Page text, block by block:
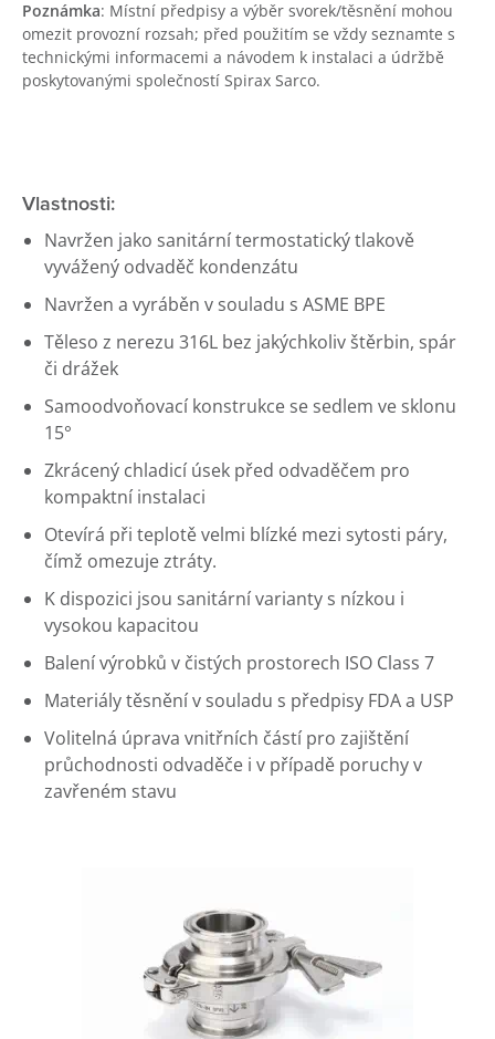
Poznámka: Místní předpisy a výběr svorek/těsnění mohou
omezit provozní rozsah; před použitím se vždy seznamte s
technickými informacemi a návodem k instalaci a údržbě
poskytovanými společností Spirax Sarco.
Vlastnosti:
Navržen jako sanitární termostatický tlakově
vyvážený odvaděč kondenzátu
Navržen a vyráběn v souladu s ASME BPE
Těleso z nerezu 316L bez jakýchkoliv štěrbin, spár
či drážek
Samoodvoňovací konstrukce se sedlem ve sklonu
15°
Zkrácený chladicí úsek před odvaděčem pro
kompaktní instalaci
Otevírá při teplotě velmi blízké mezi sytosti páry,
čímž omezuje ztráty.
K dispozici jsou sanitární varianty s nízkou i
vysokou kapacitou
Balení výrobků v čistých prostorech ISO Class 7
Materiály těsnění v souladu s předpisy FDA a USP
Volitelná úprava vnitřních částí pro zajištění
průchodnosti odvaděče i v případě poruchy v
zavřeném stavu